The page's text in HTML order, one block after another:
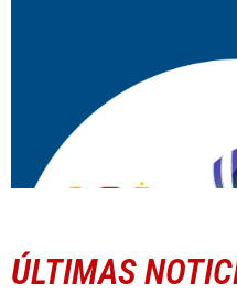
ÚLTIMAS